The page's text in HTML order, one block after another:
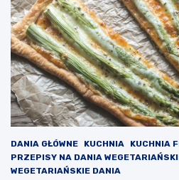
DANIA GŁÓWNE KUCHNIA
KUCHNIA
PRZEPISY NA DANIA
WEGETARIAŃSKIE DANIA